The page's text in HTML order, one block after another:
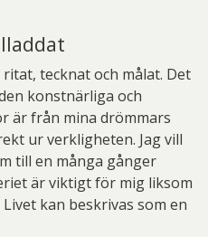
tecknat och målat. Det
konstnärliga och
är från mina drömmars
ur verkligheten. Jag vill
till en många gånger
är viktigt för mig liksom
kan beskrivas som en